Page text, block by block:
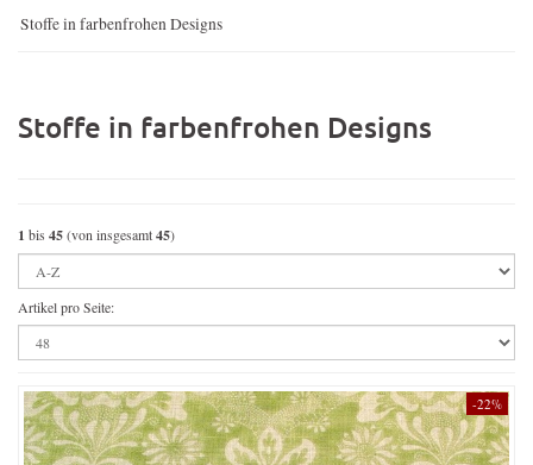
Stoffe in farbenfrohen Designs
Stoffe in farbenfrohen Designs
1 bis 45(von insgesamt45)
Artikel pro Seite:
-22%